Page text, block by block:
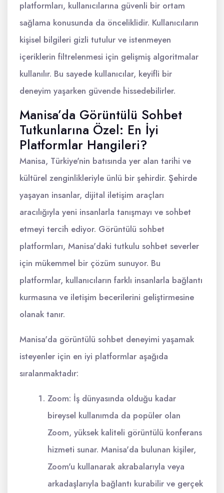
platformları, kullanıcılarına güvenli bir ortam
sağlama konusunda da önceliklidir. Kullanıcıların
kişisel bilgileri gizli tutulur ve istenmeyen
içeriklerin filtrelenmesi için gelişmiş algoritmalar
kullanılır. Bu sayede kullanıcılar, keyifli bir
deneyim yaşarken güvende hissedebilirler.
Manisa’da Görüntülü Sohbet
Tutkunlarına Özel: En İyi
Platformlar Hangileri?
Manisa, Türkiye'nin batısında yer alan tarihi ve
kültürel zenginlikleriyle ünlü bir şehirdir. Şehirde
yaşayan insanlar, dijital iletişim araçları
aracılığıyla yeni insanlarla tanışmayı ve sohbet
etmeyi tercih ediyor. Görüntülü sohbet
platformları, Manisa'daki tutkulu sohbet severler
için mükemmel bir çözüm sunuyor. Bu
platformlar, kullanıcıların farklı insanlarla bağlantı
kurmasına ve iletişim becerilerini geliştirmesine
olanak tanır.
Manisa'da görüntülü sohbet deneyimi yaşamak
isteyenler için en iyi platformlar aşağıda
sıralanmaktadır:
Zoom: İş dünyasında olduğu kadar
bireysel kullanımda da popüler olan
Zoom, yüksek kaliteli görüntülü konferans
hizmeti sunar. Manisa'da bulunan kişiler,
Zoom'u kullanarak akrabalarıyla veya
arkadaşlarıyla bağlantı kurabilir ve gerçek